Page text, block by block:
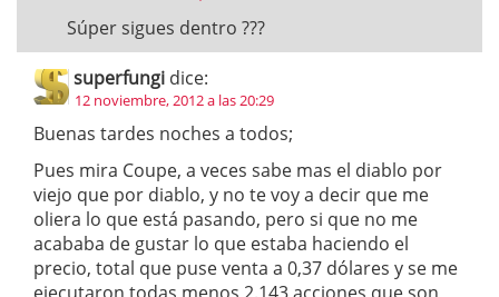
Súper sigues dentro ???
superfungi dice:
12 noviembre, 2012 a las 20:29
Buenas tardes noches a todos;
Pues mira Coupe, a veces sabe mas el diablo por
viejo que por diablo, y no te voy a decir que me
oliera lo que está pasando, pero si que no me
acababa de gustar lo que estaba haciendo el
precio, total que puse venta a 0,37 dólares y se me